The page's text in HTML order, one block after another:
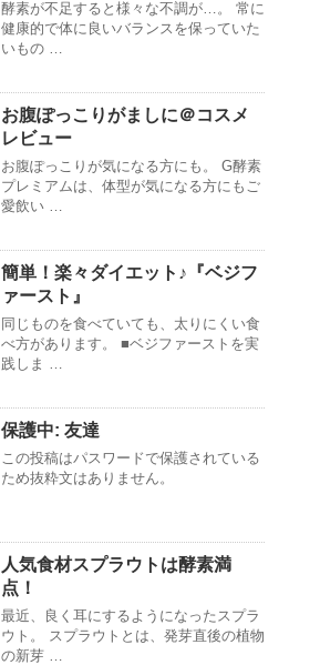
酵素が不足すると様々な不調が…。 常に
健康的で体に良いバランスを保っていた
いもの …
お腹ぽっこりがましに＠コスメ
レビュー
お腹ぽっこりが気になる方にも。 G酵素
プレミアムは、体型が気になる方にもご
愛飲い …
簡単！楽々ダイエット♪『ベジフ
ァースト』
同じものを食べていても、太りにくい食
べ方があります。 ■ベジファーストを実
践しま …
保護中: 友達
この投稿はパスワードで保護されている
ため抜粋文はありません。
人気食材スプラウトは酵素満
点！
最近、良く耳にするようになったスプラ
ウト。 スプラウトとは、発芽直後の植物
の新芽 …